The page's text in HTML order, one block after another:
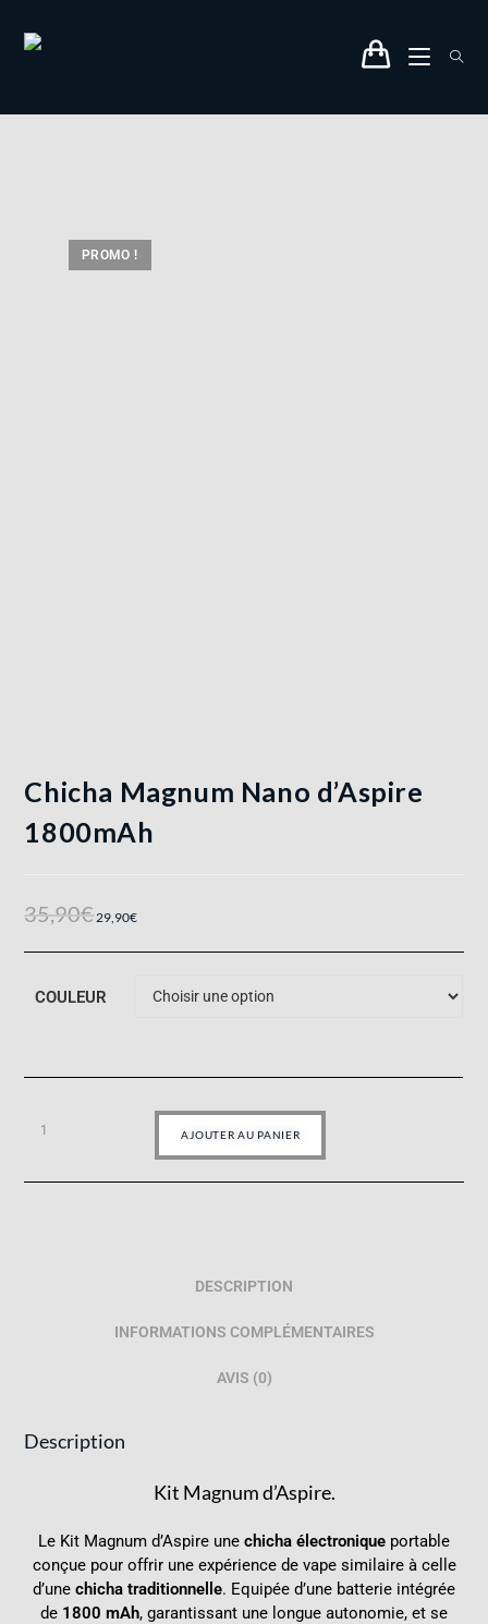
PROMO !
Chicha Magnum Nano d’Aspire
1800mAh
35,90€29,90€
COULEUR
AJOUTER AU PANIER
DESCRIPTION
INFORMATIONS COMPLÉMENTAIRES
AVIS (0)
Description
Kit Magnum d’Aspire.
Le Kit Magnum d’Aspire une chicha électronique portable
conçue pour offrir une expérience de vape similaire à celle
d’une chicha traditionnelle. Equipée d’une batterie intégrée
de 1800 mAh, garantissant une longue autonomie, et se